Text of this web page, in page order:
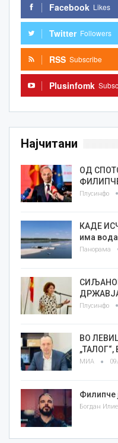
Facebook Likes
Twitter Followers
RSS Subscribe
Plusinfomk
Најчитани
ОД
Плусинфо
КАДЕ
има
Панорама
Плусинфо
ВО
МИА
Филипче
Богдан